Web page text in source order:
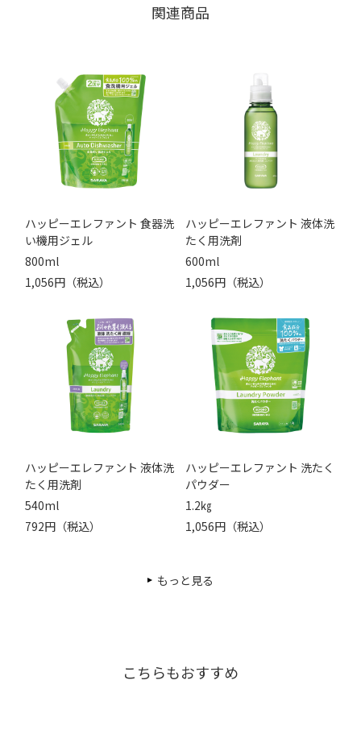
関連商品
ハッピーエレファント 食器洗
い機用ジェル
800ml
1,056円（税込）
ハッピーエレファント 液体洗
たく用洗剤
600ml
1,056円（税込）
ハッピーエレファント 液体洗
たく用洗剤
540ml
792円（税込）
ハッピーエレファント 洗たく
パウダー
1.2㎏
1,056円（税込）
もっと見る
こちらもおすすめ